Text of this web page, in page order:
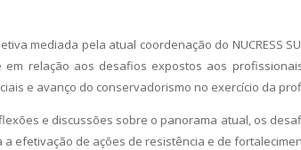
mediada pela atual coordenação do NUCRESS
em relação aos desafios expostos aos
e avanço do conservadorismo no exercício da
e discussões sobre o panorama atual, os
efetivação de ações de resistência e de